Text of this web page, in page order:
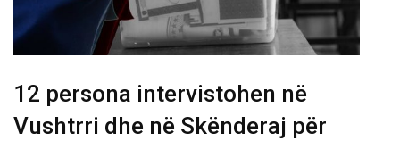
12 persona intervistohen në
Vushtrri dhe në Skënderaj për